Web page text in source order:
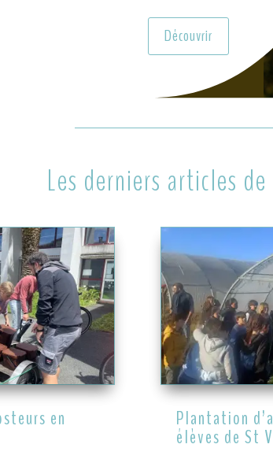
Découvrir
Les derniers articles
en Plantation
élèves de St